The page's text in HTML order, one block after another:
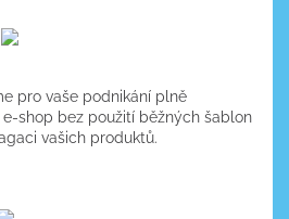
pro vaše podnikání plně
shop bez použití běžných šablon
vašich produktů.